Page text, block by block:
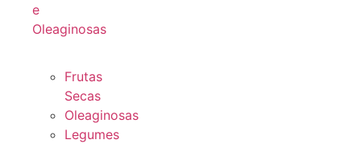
e
Oleaginosas
Frutas
Secas
Oleaginosas
Legumes